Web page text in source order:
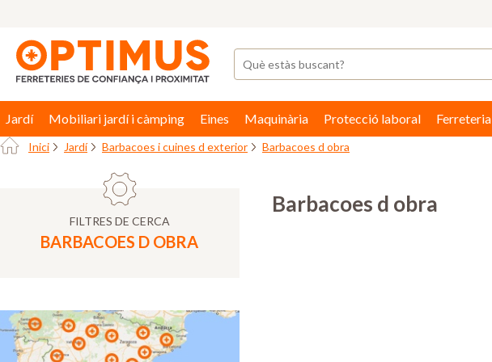
Jardí Mobiliari jardí i càmping Eines Maquinària Protecció laboral Ferreteria
Inici Jardí Barbacoes i cuines d exterior Barbacoes d obra
FILTRES DE CERCA
BARBACOES D OBRA
Barbacoes d obra